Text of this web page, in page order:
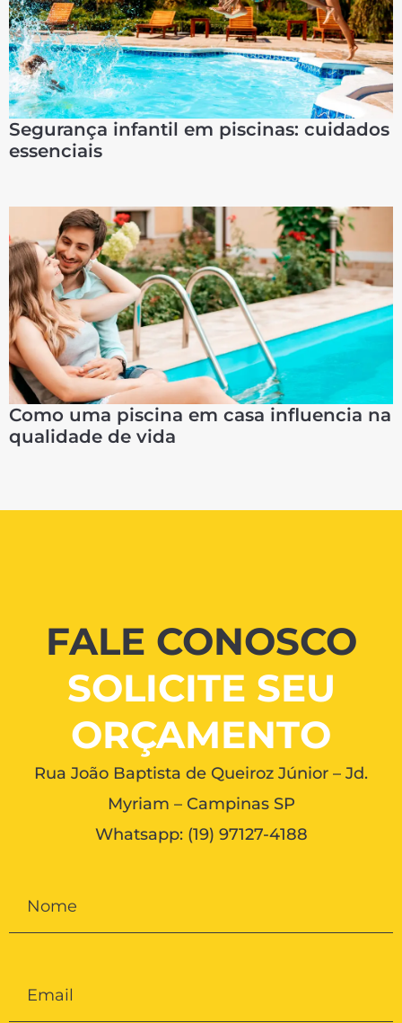
Segurança infantil em piscinas: cuidados
essenciais
Como uma piscina em casa influencia na
qualidade de vida
FALE CONOSCO
SOLICITE SEU
ORÇAMENTO
Rua João Baptista de Queiroz Júnior – Jd.
Myriam – Campinas SP
Whatsapp: (19) 97127-4188